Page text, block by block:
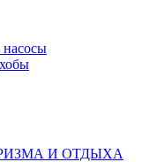
И ОТДЫХА